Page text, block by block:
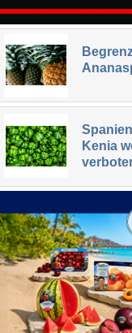
Kenia